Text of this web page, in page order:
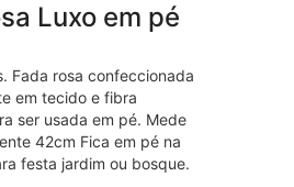
Luxo em pé
Fada rosa confeccionada
em tecido e fibra
ser usada em pé. Mede
42cm Fica em pé na
festa jardim ou bosque.